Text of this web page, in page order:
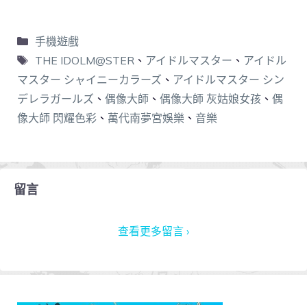
手機遊戲
THE IDOLM@STER 、 アイドルマスター 、 アイドル
マスター シャイニーカラーズ 、 アイドルマスター シン
デレラガールズ 、 偶像大師 、 偶像大師 灰姑娘女孩 、 偶
像大師 閃耀色彩 、 萬代南夢宮娛樂 、 音樂
留言
查看更多留言 ›